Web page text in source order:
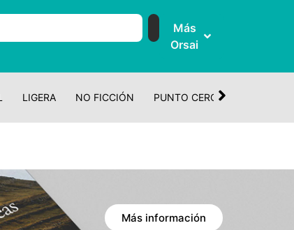
Más
Orsai
LIGERA NO FICCIÓN PUNTO CERO
Más información